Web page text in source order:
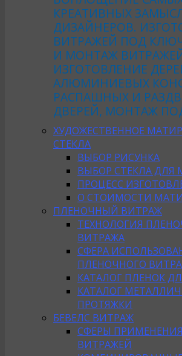
КРЕАТИВНЫХ
ДИЗАЙНЕРОВ.
ВИТРАЖЕЙ ПОД
И МОНТАЖ
ИЗГОТОВЛЕНИЕ
АЛЮМИНИЕВЫХ
РАСПАШНЫХ И
ДВЕРЕЙ, МОНТАЖ
ХУДОЖЕСТВЕННОЕ
СТЕКЛА
ВЫБОР РИСУНКА
ВЫБОР СТЕКЛА ДЛЯ
ПРОЦЕСС
О СТОИМОСТИ
ПЛЕНОЧНЫЙ ВИТРАЖ
ТЕХНОЛОГИЯ
ВИТРАЖА
СФЕРА
ПЛЕНОЧНОГО
КАТАЛОГ ПЛЕНОК
КАТАЛОГ
ПРОТЯЖКИ
БЕВЕЛС ВИТРАЖ
СФЕРЫ
ВИТРАЖЕЙ